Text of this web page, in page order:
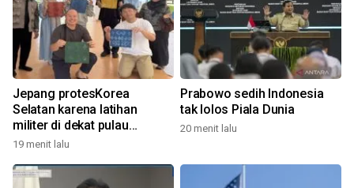
Jepang protesKorea
Selatan karena latihan
militer di dekat pulau
bersengketa
19 menit lalu
Prabowo sedih Indonesia
tak lolos Piala Dunia
20 menit lalu